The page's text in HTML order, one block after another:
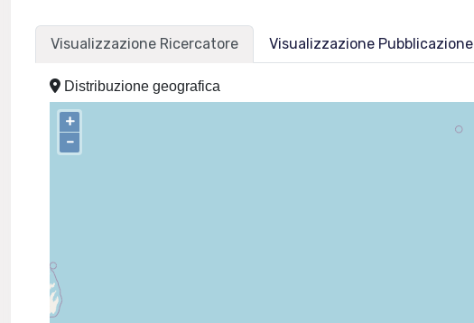
Visualizzazione Ricercatore Visualizzazione Pubblicazione
Distribuzione geografica
+
–